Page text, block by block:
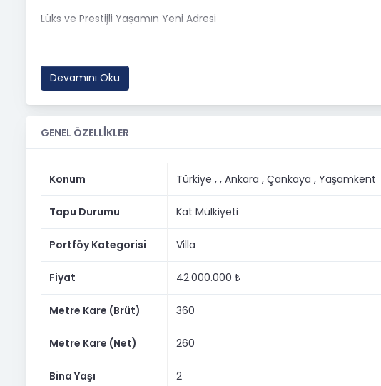
Lüks ve Prestijli Yaşamın Yeni Adresi
5+1 geniş yaşam konsepti
Bağımsız çamaşır odası
4 adet ferah yatak odası
Her odada özel ebeveyn banyosu
Size özel peyzajlı bahçe alanı
Kaliteli malzeme ve üst segment işçilik
seçkin ve prestijli yaşam ortamı
Geniş iç hacmi, her bireye özel yaşam alanı sunan oda tasarımı ve
konfor ve yatırım değeri açısından eşsiz bir fırsattır.
Devamını Oku
GENEL ÖZELLİKLER
Konum Türkiye , , Ankara , Çankaya , Yaşamkent
Tapu Durumu Kat Mülkiyeti
Portföy Kategorisi Villa
Fiyat 42.000.000 ₺
Metre Kare (Brüt) 360
Metre Kare (Net) 260
Bina Yaşı 2